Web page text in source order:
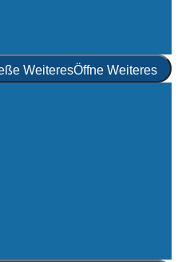
WeiteresÖffne Weiteres